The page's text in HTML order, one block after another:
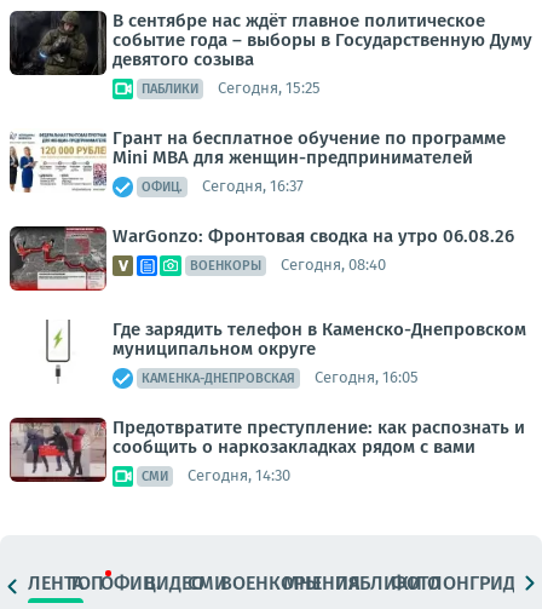
В сентябре нас ждёт главное политическое
событие года – выборы в Государственную Думу
девятого созыва
ПАБЛИКИ Сегодня, 15:25
Грант на бесплатное обучение по программе
Mini MBA для женщин-предпринимателей
ОФИЦ. Сегодня, 16:37
WarGonzo: Фронтовая сводка на утро 06.08.26
ВОЕНКОРЫ Сегодня, 08:40
Где зарядить телефон в Каменско-Днепровском
муниципальном округе
КАМЕНКА-ДНЕПРОВСКАЯ Сегодня, 16:05
Предотвратите преступление: как распознать и
сообщить о наркозакладках рядом с вами
СМИ Сегодня, 14:30
ЛЕНТАТОПОФИЦ.ВИДЕОСМИВОЕНКОРЫМНЕНИЯПАБЛИКИ
ФОТОЛОНГРИДЫ